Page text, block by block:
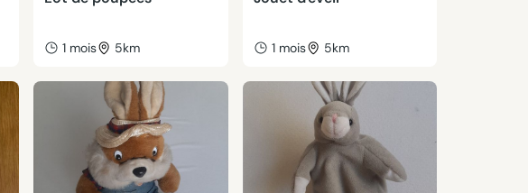
1 mois 5km 1 mois 5km